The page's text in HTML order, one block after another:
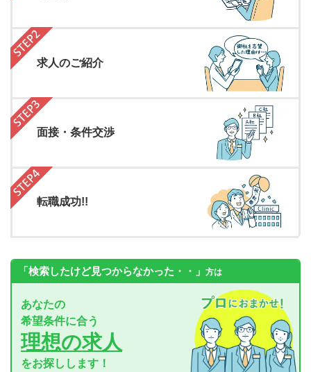
求人のご紹介
面接・条件交渉
転職成功!!
「検索したけど見つからなかった・・」 方は
あなたの
希望条件に合う
理想の求人
をお探しします！